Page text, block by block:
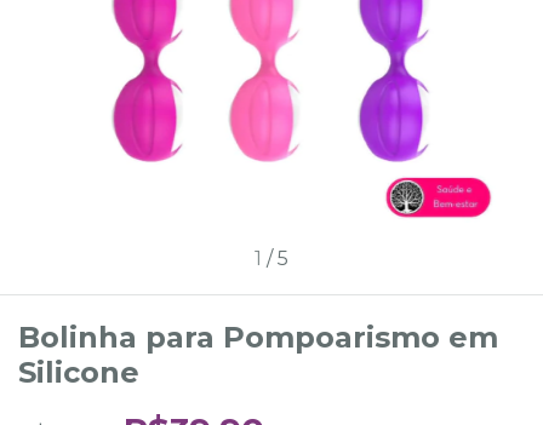
1 /5
Bolinha para Pompoarismo em
Silicone